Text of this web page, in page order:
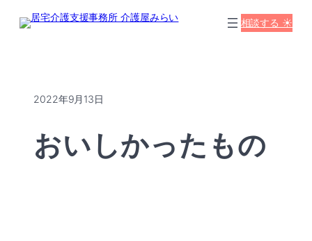
相談する ☀️
2022年9月13日
おいしかったもの